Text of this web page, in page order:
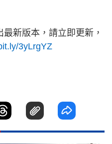
最新版本，請立即更新，
3yLrgYZ